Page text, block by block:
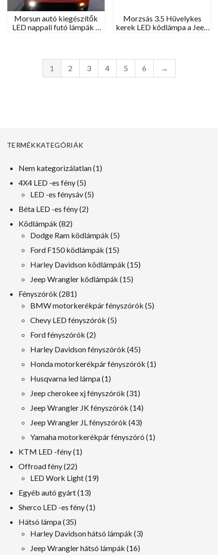
Morsun autó kiegészítők
LED nappali futó lámpák a
Morzsás 3.5 Hüvelykes
kerek LED ködlámpa a Jeep
1 2 3 4 5 6 →
TERMÉKKATEGÓRIÁK
Nem kategorizálatlan 11
4X4 LED -es fény 55
termékek
LED -es fénysáv 55
Béta LED -es fény 22
Ködlámpák 8282
termékek
Dodge Ram ködlámpák 55
termékek
Ford F150 ködlámpák 1515
termékek
Harley Davidson ködlámpák 1515
Jeep Wrangler ködlámpák 1515
Fényszórók 281281
termékek
BMW motorkerékpár fényszórók 55
Chevy LED fényszórók 55
Ford fényszórók 22
termékek
Harley Davidson fényszórók 4545
termékek
Honda motorkerékpár fényszórók 11
Husqvarna led lámpa 11
termék
Jeep cherokee xj fényszórók 3131
termékek
Jeep Wrangler JK fényszórók 1414
termékek
Jeep Wrangler JL fényszórók 4343
termékek
Yamaha motorkerékpár fényszóró 11
KTM LED -fény 11
Offroad fény 2222
termékek
LED Work Light 1919
Egyéb autó gyárt 1313
termékek
Sherco LED -es fény 11
Hátsó lámpa 3535
termékek
Harley Davidson hátsó lámpák 33
Jeep Wrangler hátsó lámpák 1616